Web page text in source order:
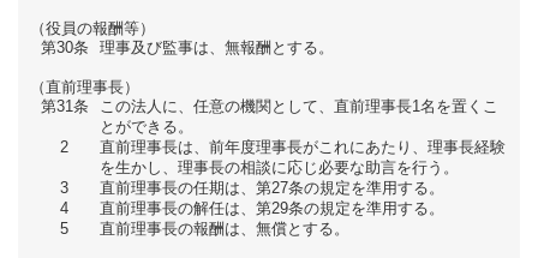
（役員の報酬等）
第30条
理事及び監事は、無報酬とする。
（直前理事長）
第31条
この法人に、任意の機関として、直前理事長1名を置くこ
とができる。
2
直前理事長は、前年度理事長がこれにあたり、理事長経験
を生かし、理事長の相談に応じ必要な助言を行う。
3
直前理事長の任期は、第27条の規定を準用する。
4
直前理事長の解任は、第29条の規定を準用する。
5
直前理事長の報酬は、無償とする。